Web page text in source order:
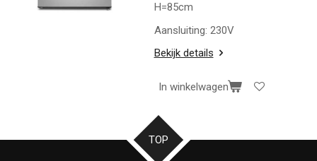
H=85cm
Aansluiting: 230V
Bekijk details
In winkelwagen
TOP